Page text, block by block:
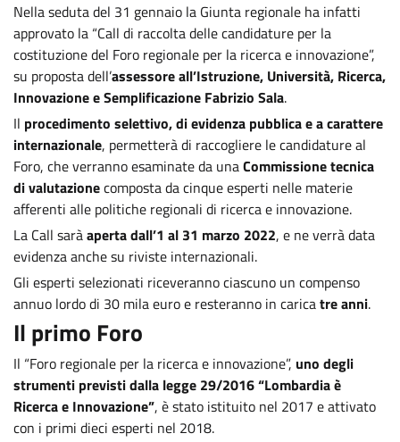
Nella seduta del 31 gennaio la Giunta regionale ha infatti
approvato la “Call di raccolta delle candidature per la
costituzione del Foro regionale per la ricerca e innovazione”,
su proposta dell’assessore all’Istruzione, Università, Ricerca,
Innovazione e Semplificazione Fabrizio Sala.
Il procedimento selettivo, di evidenza pubblica e a carattere
internazionale, permetterà di raccogliere le candidature al
Foro, che verranno esaminate da unaCommissione tecnica
di valutazionecomposta da cinque esperti nelle materie
afferenti alle politiche regionali di ricerca e innovazione.
La Call saràaperta dall’1 al 31 marzo 2022, e ne verrà data
evidenza anche su riviste internazionali.
Gli esperti selezionati riceveranno ciascuno un compenso
annuo lordo di 30 mila euro e resteranno in caricatre anni.
Il primo Foro
Il “Foro regionale per la ricerca e innovazione”, uno degli
strumenti previsti dalla legge 29/2016 “Lombardia è
Ricerca e Innovazione”, è stato istituito nel 2017 e attivato
con i primi dieci esperti nel 2018.